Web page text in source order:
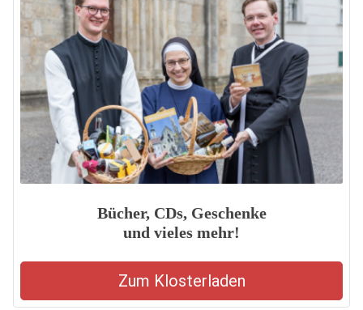
Bücher, CDs, Geschenke
und vieles mehr!
Zum Klosterladen